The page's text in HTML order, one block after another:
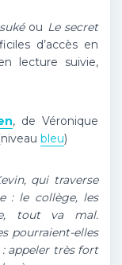
ou Le secret
d’accès en
lecture suivie,
, de Véronique
bleu)
qui traverse
: le collège, les
tout va mal.
pourraient-elles
appeler très fort